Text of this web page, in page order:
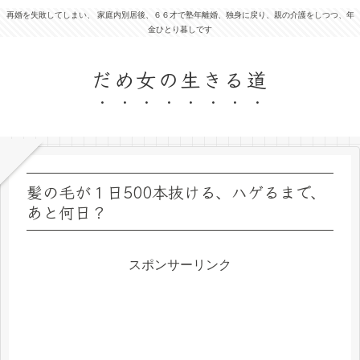
再婚を失敗してしまい、 家庭内別居後、６６才で塾年離婚、独身に戻り、親の介護をしつつ、年
金ひとり暮しです
だめ女の生きる道
髪の毛が１日500本抜ける、ハゲるまで、
あと何日？
スポンサーリンク